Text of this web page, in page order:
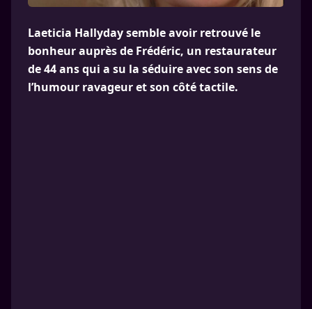
Laeticia Hallyday semble avoir retrouvé le
bonheur auprès de Frédéric, un restaurateur
de 44 ans qui a su la séduire avec son sens de
l’humour ravageur et son côté tactile.